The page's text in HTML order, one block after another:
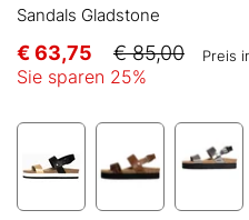
Sandals Gladstone
€ 63,75 € 85,00 Preis
Sie sparen 25%